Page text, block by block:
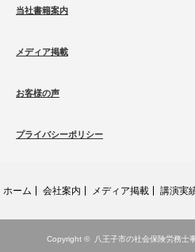
当社書籍案内
メディア掲載
お客様の声
プライバシーポリシー
ホーム 会社案内 メディア掲載 講演実
Copyright © 八王子市の社会保険労務士